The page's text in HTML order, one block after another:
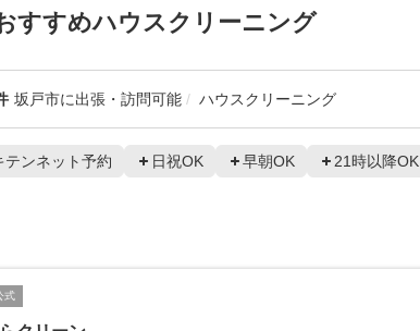
すすめハウスクリーニング
坂戸市に出張・訪問可能 ハウスクリーニング
テンネット予約 日祝OK 早朝OK 21時以降OK
式